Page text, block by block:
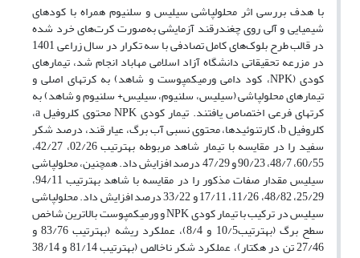
با هدف بررسی اثر محلول­پاشی سیلیس و سلنیوم همراه با کودهای
شیمیایی و آلی روی چغندرقند آزمایشی به‌صورت کرت‌های خرد شده
در قالب طرح بلوک‌های کامل تصادفی با سه تکرار در سال زراعی 1401
در مزرعه تحقیقاتی دانشگاه آزاد اسلامی مهاباد انجام شد، تیمارهای
کودی (NPK، کود دامی ورمی­کمپوست و شاهد) به کرت­های اصلی و
تیمارهای محلول­پاشی (سیلیس، سلنیوم، سیلیس+ سلنیوم و شاهد) به
کرت­های فرعی اختصاص یافتند. تیمار کودی NPK محتوی کلروفیل a،
کلروفیل b، کارتنوئیدها، محتوی نسبی آب برگ، عیار قند، درصد شکر
سفید را در مقایسه با تیمار شاهد مربوطه به­ترتیب 02/26، 42/27،
60/55، 48/7، 90/23 و 47/29 درصد افزایش داد. همچنین، محلول­پاشی
سیلیس مقدار صفات مذکور را در مقایسه با شاهد به­ترتیب 94/11،
25/29، 48/82، 11/26، 17/11 و 33/22 درصد افزایش داد. محلول­پاشی
سیلیس در ترکیب با تیمار کودی NPK و ورمی­کمپوست بالاترین شاخص
سطح برگ (به­ترتیب10/5 و 8/4)، عملکرد ریشه (به­ترتیب 83/76 و
27/46 تن در هکتار)، عملکرد شکر ناخالص (به­ترتیب 81/14 و 38/14